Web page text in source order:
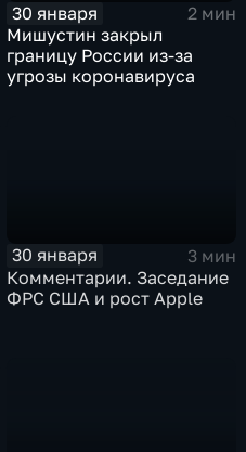
30 января
2 мин
Мишустин закрыл
границу России из-за
угрозы коронавируса
30 января
3 мин
Комментарии. Заседание
ФРС США и рост Apple